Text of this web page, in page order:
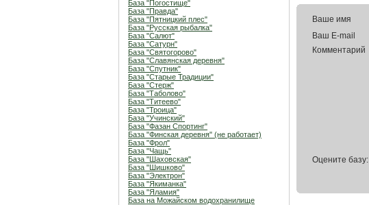
База "Погостище"
База "Правда"
База "Пятницкий плес"
База "Русская рыбалка"
База "Салют"
База "Сатурн"
База "Святогорово"
База "Славянская деревня"
База "Спутник"
База "Старые Традиции"
База "Стерж"
База "Таболово"
База "Титеево"
База "Троица"
База "Учинский"
База "Фазан Спортинг"
База "Финская деревня" (не работает)
База "Фрол"
База "Чащь"
База "Шаховская"
База "Шишково"
База "Электрон"
База "Якиманка"
База "Яламия"
База на Можайском водохранилище
Ваше имя
Ваш E-mail
Комментарий
Оцените базу: